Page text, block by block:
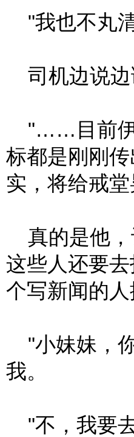
"我也不丸
司机边说边
"……目前伊
标都是刚刚
实，将给戒
真的是他，
这些人还要
个写新闻的
"小妹妹，
我。
"不，我要